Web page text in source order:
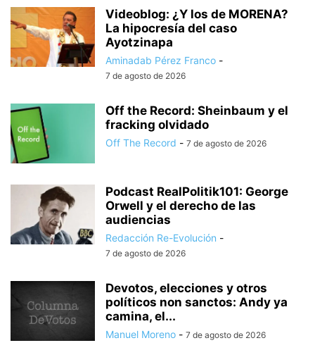
Videoblog: ¿Y los de MORENA?
La hipocresía del caso
Ayotzinapa
Aminadab Pérez Franco -
7 de agosto de 2026
Off the Record: Sheinbaum y el
fracking olvidado
Off The Record - 7 de agosto de 2026
Podcast RealPolitik101: George
Orwell y el derecho de las
audiencias
Redacción Re-Evolución -
7 de agosto de 2026
Devotos, elecciones y otros
políticos non sanctos: Andy ya
camina, el...
Manuel Moreno - 7 de agosto de 2026